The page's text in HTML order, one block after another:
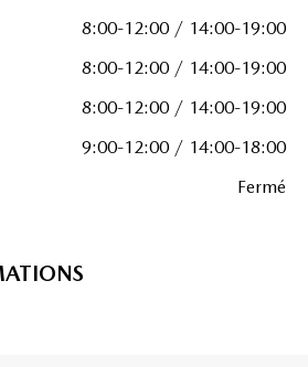
8:00-12:00 / 14:00-19:00
8:00-12:00 / 14:00-19:00
8:00-12:00 / 14:00-19:00
9:00-12:00 / 14:00-18:00
Fermé